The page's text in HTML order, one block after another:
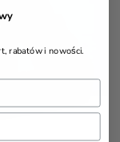
rabatów i nowości.